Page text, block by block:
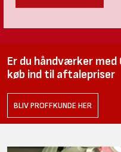
Er du håndværker med
køb ind til aftalepriser
BLIV PROFFKUNDE HER